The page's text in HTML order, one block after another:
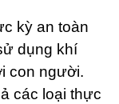
kỳ an toàn
dụng khí
con người.
các loại thực